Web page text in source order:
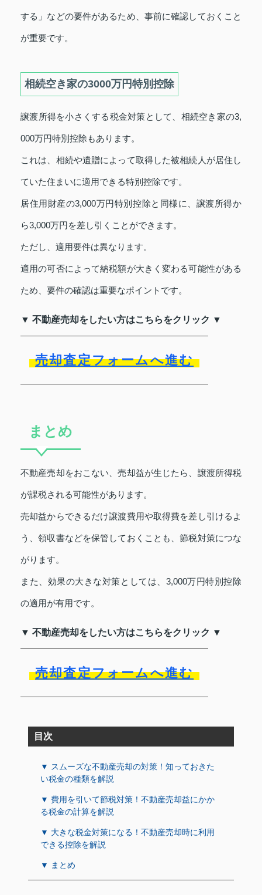
する」などの要件があるため、事前に確認しておくこと
が重要です。
相続空き家の3000万円特別控除
譲渡所得を小さくする税金対策として、相続空き家の3,
000万円特別控除もあります。
これは、相続や遺贈によって取得した被相続人が居住し
ていた住まいに適用できる特別控除です。
居住用財産の3,000万円特別控除と同様に、譲渡所得か
ら3,000万円を差し引くことができます。
ただし、適用要件は異なります。
適用の可否によって納税額が大きく変わる可能性がある
ため、要件の確認は重要なポイントです。
▼ 不動産売却をしたい方はこちらをクリック ▼
売却査定フォームへ進む
まとめ
不動産売却をおこない、売却益が生じたら、譲渡所得税
が課税される可能性があります。
売却益からできるだけ譲渡費用や取得費を差し引けるよ
う、領収書などを保管しておくことも、節税対策につな
がります。
また、効果の大きな対策としては、3,000万円特別控除
の適用が有用です。
▼ 不動産売却をしたい方はこちらをクリック ▼
売却査定フォームへ進む
目次
▼ スムーズな不動産売却の対策！知っておきた
い税金の種類を解説
▼ 費用を引いて節税対策！不動産売却益にかか
る税金の計算を解説
▼ 大きな税金対策になる！不動産売却時に利用
できる控除を解説
▼ まとめ